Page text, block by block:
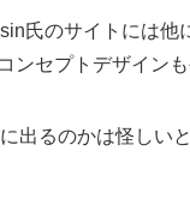
氏のサイトには
ンセプトデザイン
出るのかは怪しい